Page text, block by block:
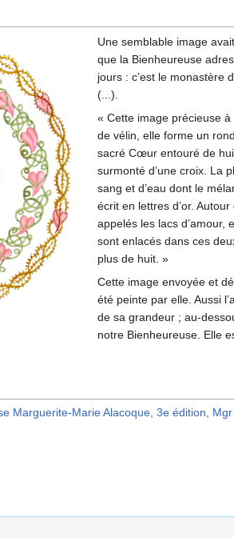
Une semblable image
que la Bienheureuse
jours : c’est le monastère
(...).
« Cette image précieuse
de vélin, elle forme un
sacré Cœur entouré de
surmonté d’une croix. La
sang et d’eau dont le
écrit en lettres d’or.
appelés les lacs
sont enlacés dans ces
plus de huit. »
Cette image envoyée et
été peinte par elle. Aussi
de sa grandeur ; au-
notre Bienheureuse. Elle
Marguerite-Marie Alacoque, 3e édition,